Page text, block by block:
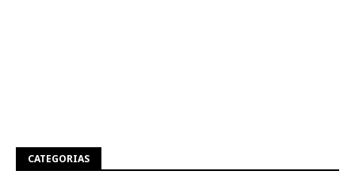
CATEGORIAS